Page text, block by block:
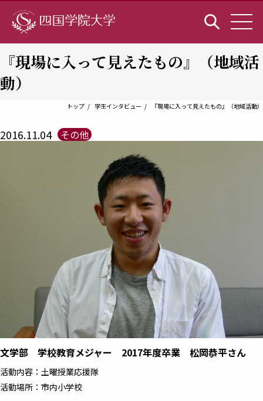
『現場に入って見えたもの』（地域活
動）
トップ 学生インタビュー 『現場に入って見えたもの』（地域活動）
2016.11.04 その他
文学部 学校教育メジャー 2017年度卒業 松岡恭平さん
活動内容：土曜授業応援隊
活動場所：市内小学校